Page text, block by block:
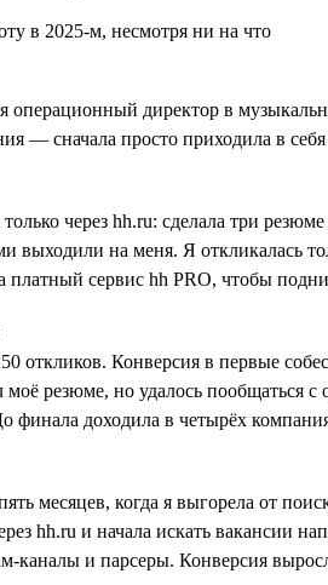
директор в
— сначала просто приходила в
через hh.ru: сделала три
выходили на меня. Я откликалась
платный сервис hh PRO, чтобы
откликов. Конверсия в первые
моё резюме, но удалось
финала доходила в четырёх
месяцев, когда я выгорела от
hh.ru и начала искать
каналы и парсеры. Конверсия